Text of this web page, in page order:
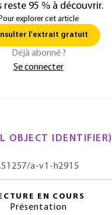
reste 95 % à découvrir.
explorer cet article
l'extrait gratuit
Déjà abonné ?
Se connecter
OBJECT IDENTIFIER)
a-v1-h2915
EN COURS
Présentation